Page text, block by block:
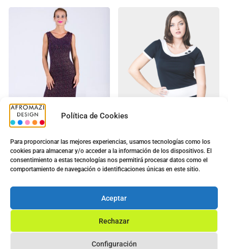
Política de Cookies
Para proporcionar las mejores experiencias, usamos tecnologías como los
cookies para almacenar y/o acceder a la información de los dispositivos. El
consentimiento a estas tecnologías nos permitirá procesar datos como el
comportamiento de navegación o identificaciones únicas en este sitio.
Aceptar
Rechazar
Configuración
Vestido Largo Noche
9.00€ 5.00€
Vestido G-0200070 :
Señora 4